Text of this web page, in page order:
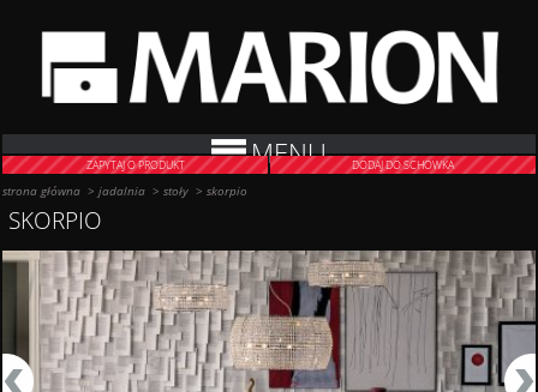
MENU
ZAPYTAJ O PRODUKT DODAJ DO SCHOWKA
strona główna >jadalnia >stoły >skorpio
SKORPIO